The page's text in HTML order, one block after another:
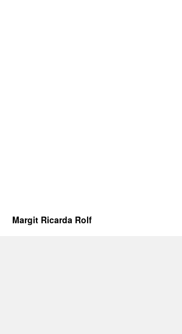
Margit Ricarda Rolf